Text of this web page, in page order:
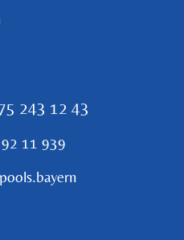
243 12 43
11 939